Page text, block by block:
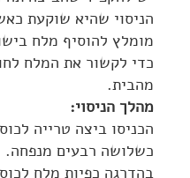
הניסוי שהיא שוקעת
מומלץ להוסיף מלח
כדי לקשור את המלח
מהבית.
מהלך הניסוי:
הכניסו ביצה טרייה
כשלושה רבעים מנפחה.
בהדרגה כפיות מלח